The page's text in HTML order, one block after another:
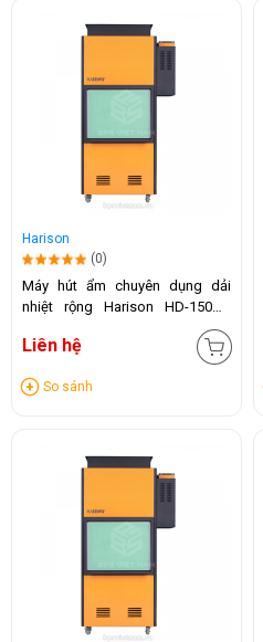
Harison
(0)
Máy hút ẩm chuyên dụng dải
nhiệt rộng Harison HD-150DR
Liên hệ
So sánh